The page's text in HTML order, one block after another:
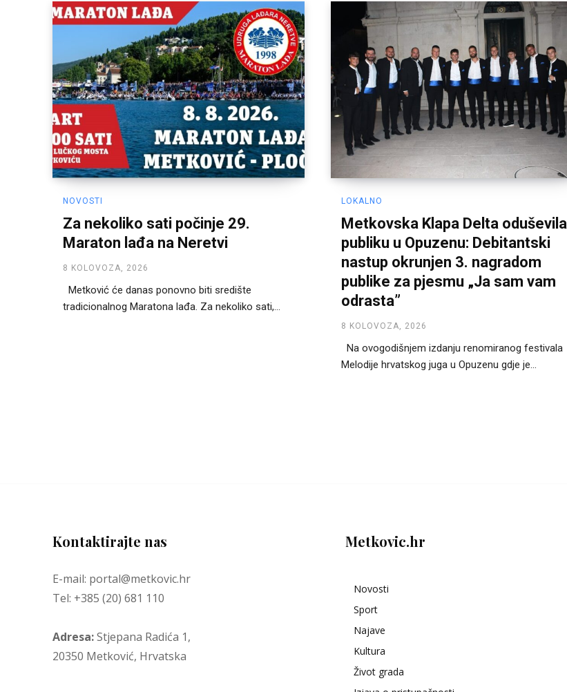
NOVOSTI
Za nekoliko sati počinje 29.
Maraton lađa na Neretvi
8 KOLOVOZA, 2026
Metković će danas ponovno biti središte
tradicionalnog Maratona lađa. Za nekoliko sati,...
LOKALNO
Metkovska Klapa Delta oduševila
publiku u Opuzenu: Debitantski
nastup okrunjen 3. nagradom
publike za pjesmu „Ja sam vam
odrasta”
8 KOLOVOZA, 2026
Melodije hrvatskog juga u Opuzenu gdje je...
Kontaktirajte nas
E-mail: portal@metkovic.hr
Tel: +385 (20) 681 110
Adresa:Stjepana Radića 1,
20350 Metković, Hrvatska
Metkovic.hr
Novosti
Sport
Najave
Kultura
Život grada